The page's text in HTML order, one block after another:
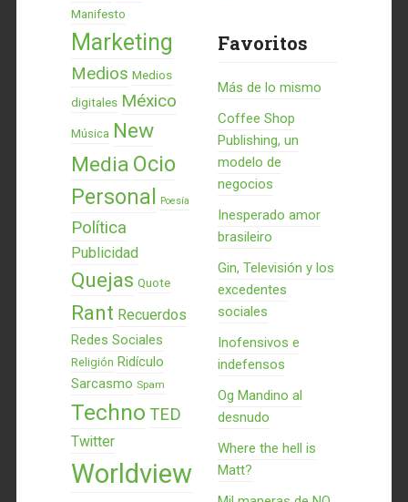
Manifesto
Marketing
Medios Medios
digitales México
Música New
Media Ocio
Personal Poesía
Política
Publicidad
Quejas Quote
Rant Recuerdos
Redes Sociales
Religión Ridículo
Sarcasmo Spam
Techno TED
Twitter
Worldview
Favoritos
Más de lo mismo
Coffee Shop
Publishing, un
modelo de
negocios
Inesperado amor
brasileiro
Gin, Televisión y los
excedentes
sociales
Inofensivos e
indefensos
Og Mandino al
desnudo
Where the hell is
Matt?